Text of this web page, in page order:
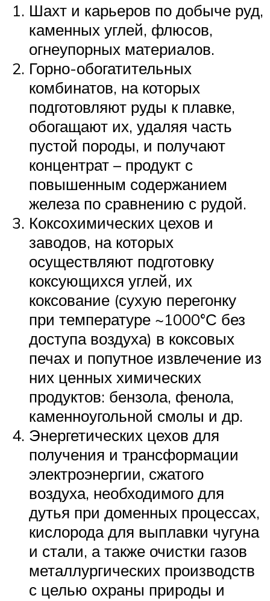
Шахт и карьеров по добыче руд,
каменных углей, флюсов,
огнеупорных материалов.
Горно-обогатительных
комбинатов, на которых
подготовляют руды к плавке,
обогащают их, удаляя часть
пустой породы, и получают
концентрат – продукт с
повышенным содержанием
железа по сравнению с рудой.
Коксохимических цехов и
заводов, на которых
осуществляют подготовку
коксующихся углей, их
коксование (сухую перегонку
при температуре ~1000°С без
доступа воздуха) в коксовых
печах и попутное извлечение из
них ценных химических
продуктов: бензола, фенола,
каменноугольной смолы и др.
Энергетических цехов для
получения и трансформации
электроэнергии, сжатого
воздуха, необходимого для
дутья при доменных процессах,
кислорода для выплавки чугуна
и стали, а также очистки газов
металлургических производств
с целью охраны природы и